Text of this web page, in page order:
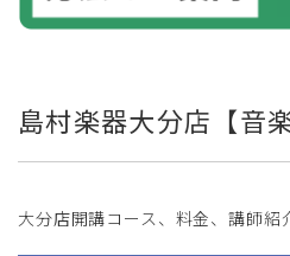
島村楽器大分店【音
大分店開講コース、料金、講師紹